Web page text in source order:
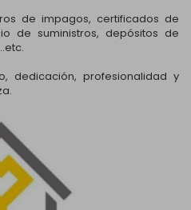
de impagos, certificados de
de suministros, depósitos de
dedicación, profesionalidad y